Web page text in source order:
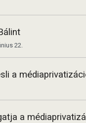
22.
a
a